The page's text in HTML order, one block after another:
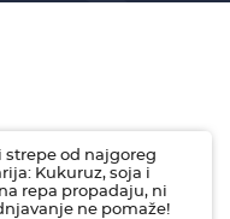
strepe od najgoreg
Kukuruz, soja i
repa propadaju, ni
ne pomaže!